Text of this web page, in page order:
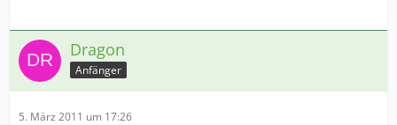
Dragon
Anfänger
5. März 2011 um 17:26